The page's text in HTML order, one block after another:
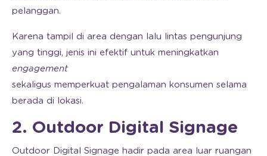
pelanggan.
Karena tampil di area dengan lalu lintas pengunjung
yang tinggi, jenis ini efektif untuk meningkatkan
engagement
sekaligus memperkuat pengalaman konsumen selama
berada di lokasi.
2. Outdoor Digital Signage
Outdoor Digital Signage hadir pada area luar ruangan